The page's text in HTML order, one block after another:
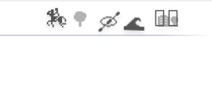
🌳 🏡
🚴‍♂️
🛶 🌊